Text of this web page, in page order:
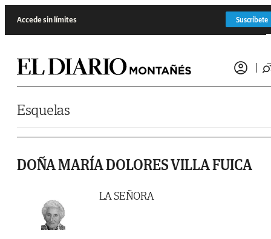
Accede sin límites Suscríbete
Esquelas
DOÑA MARÍA DOLORES VILLA FUICA
LA SEÑORA